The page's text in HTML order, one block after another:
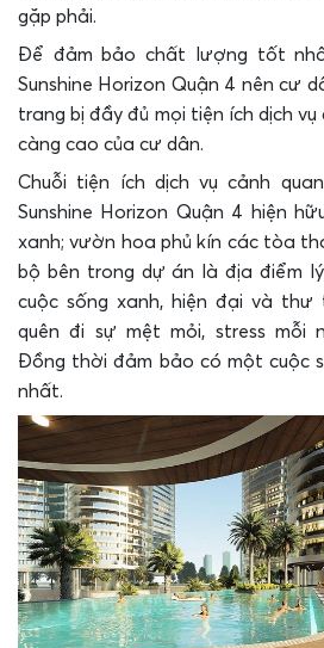
gặp phải.
Để đảm bảo chất lượng tốt
Sunshine Horizon Quận 4 nên cư
trang bị đầy đủ mọi tiện ích dịch
càng cao của cư dân.
Chuỗi tiện ích dịch vụ cảnh
Sunshine Horizon Quận 4 hiện
xanh; vườn hoa phủ kín các tòa
bộ bên trong dự án là địa điểm
cuộc sống xanh, hiện đại và thư
quên đi sự mệt mỏi, stress mỗi
Đồng thời đảm bảo có một cuộc
nhất.